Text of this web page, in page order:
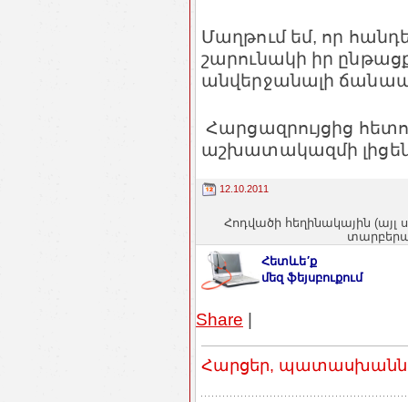
Մաղթում եմ, որ
շարունակի իր
անվերջանալի
Հարցազրույցից
աշխատակազմի
12.10.2011
Հոդվածի հեղինակային (այլ
Հետևե′ք
մեզ ֆեյսբուքում
Share |
Հարցեր,